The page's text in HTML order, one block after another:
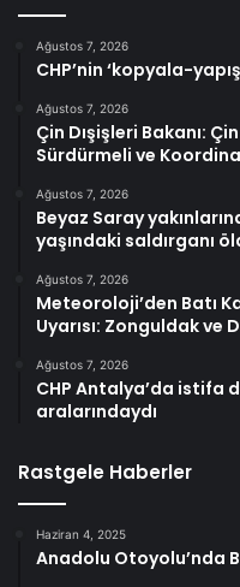
Ağustos 7, 2026
CHP’nin ‘kopyala-
Ağustos 7, 2026
Çin Dışişleri Bakanı:
Sürdürmeli ve
Ağustos 7, 2026
Beyaz Saray
yaşındaki saldırganı
Ağustos 7, 2026
Meteoroloji’den Batı
Uyarısı: Zonguldak ve
Ağustos 7, 2026
CHP Antalya’da istifa
aralarındaydı
Rastgele Haberler
Haziran 4, 2025
Anadolu Otoyolu’nda